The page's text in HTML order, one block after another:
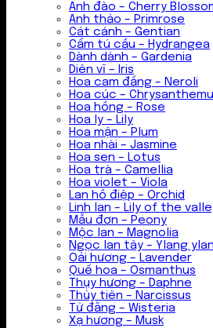
Anh đào – Cherry
Anh thảo – Primrose
Cát cánh – Gentian
Cẩm tú cầu – Hydrangea
Dành dành – Gardenia
Diên vĩ – Iris
Hoa cam đắng – Neroli
Hoa cúc –
Hoa hồng – Rose
Hoa ly – Lily
Hoa mận – Plum
Hoa nhài – Jasmine
Hoa sen – Lotus
Hoa trà – Camellia
Hoa violet – Viola
Lan hồ điệp – Orchid
Linh lan – Lily of the
Mẫu đơn – Peony
Mộc lan – Magnolia
Ngọc lan tây – Ylang
Oải hương – Lavender
Quế hoa – Osmanthus
Thụy hương – Daphne
Thủy tiên – Narcissus
Tử đằng – Wisteria
Xạ hương – Musk